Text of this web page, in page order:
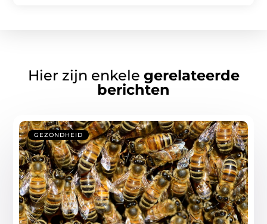
Hier zijn enkele gerelateerde
berichten
GEZONDHEID